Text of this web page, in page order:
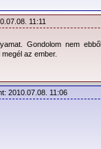
11:11
Gondolom nem
az ember.
2010.07.08. 11:06